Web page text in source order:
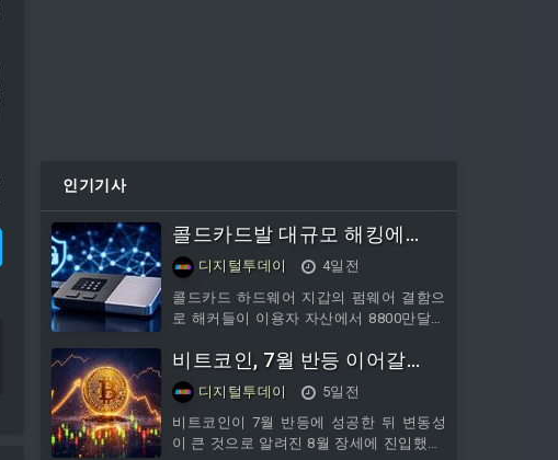
인기기사
콜드카드발 대규모 해킹에
도…"셀프 커스터디가 답"
디지털투데이
4일전
콜드카드 하드웨어 지갑의 펌웨어 결함으
로 해커들이 이용자 자산에서 8800만달러
면서 업계 전반에 신뢰 위기가 다시 불거
졌다고 3일 암호화폐 매체 유투데이가 보
도했다.브루스 펜튼 등 회의론자들은 이번
사태를 '내 자산은 내가 지킨다'는 셀프커
스터디 철학의 실패 사례로 지목했다. 반
비트코인, 7월 반등 이어갈
까…'8월의 저주' 온다
디지털투데이
5일전
비트코인이 7월 반등에 성공한 뒤 변동성
이 큰 것으로 알려진 8월 장세에 진입했다.